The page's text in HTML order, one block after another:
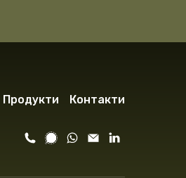
Продукти Контакти